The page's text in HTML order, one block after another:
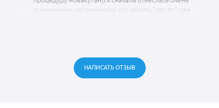
скептически, но понимала, что делать "что-то" уже
НАПИСАТЬ ОТЗЫВ